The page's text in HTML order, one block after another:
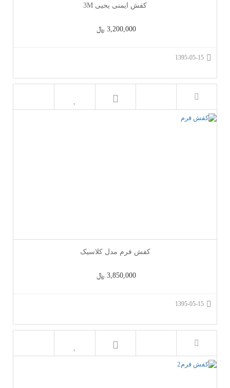
کفش ایمنی یحیی 3M
3,200,000 ﷼
1395-05-15
کفش فرم مدل کلاسیک
3,850,000 ﷼
1395-05-15